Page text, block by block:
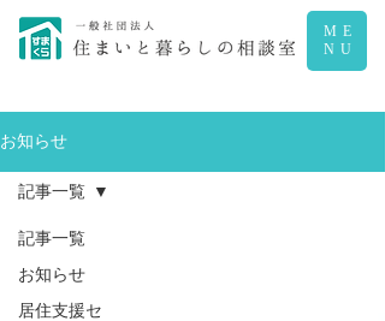
ME
NU
お知らせ
記事一覧
お知らせ
居住支援セ
記事一覧